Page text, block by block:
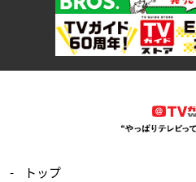
トップ